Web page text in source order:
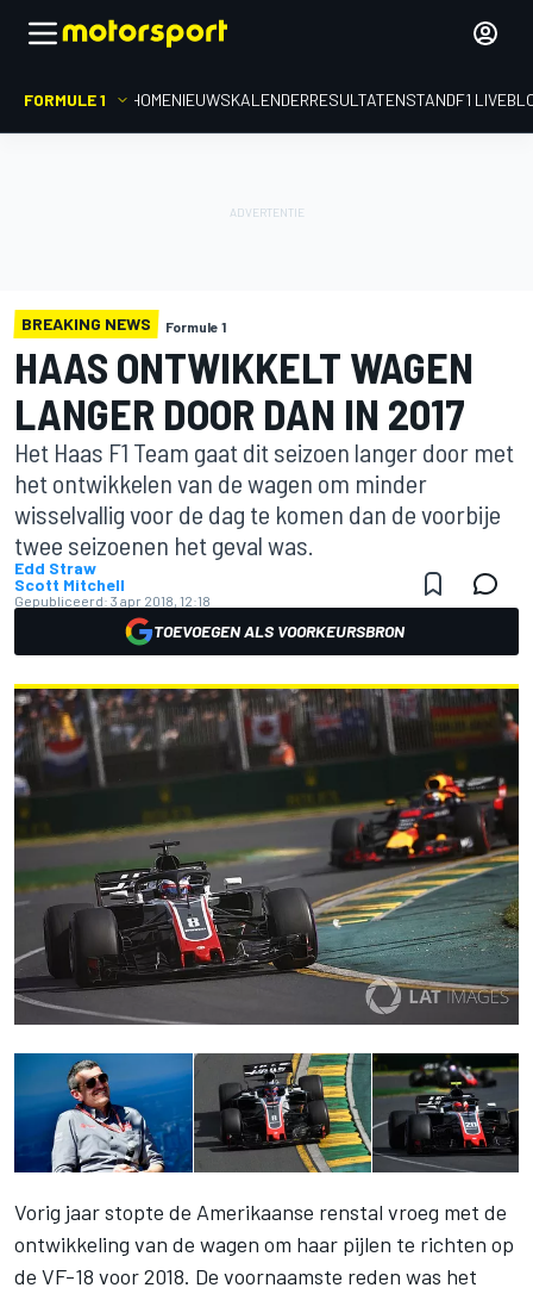
FORMULE 1 HOMENIEUWSKALENDERRESULTATENSTANDF1
BREAKING NEWS Formule 1
HAAS ONTWIKKELT WAGEN
LANGER DOOR DAN IN 2017
Het Haas F1 Team gaat dit seizoen langer door met
het ontwikkelen van de wagen om minder
wisselvallig voor de dag te komen dan de voorbije
twee seizoenen het geval was.
Edd Straw
Scott Mitchell
Gepubliceerd: 3 apr 2018, 12:18
TOEVOEGEN ALS VOORKEURSBRON
Vorig jaar stopte de Amerikaanse renstal vroeg met de
ontwikkeling van de wagen om haar pijlen te richten op
de VF-18 voor 2018. De voornaamste reden was het